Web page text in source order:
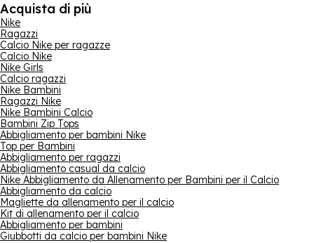
Acquista di più
Nike
Ragazzi
Calcio Nike per ragazze
Calcio Nike
Nike Girls
Calcio ragazzi
Nike Bambini
Ragazzi Nike
Nike Bambini Calcio
Bambini Zip Tops
Abbigliamento per bambini Nike
Top per Bambini
Abbigliamento per ragazzi
Abbigliamento casual da calcio
Nike Abbigliamento da Allenamento per Bambini per il Calcio
Abbigliamento da calcio
Magliette da allenamento per il calcio
Kit di allenamento per il calcio
Abbigliamento per bambini
Giubbotti da calcio per bambini Nike